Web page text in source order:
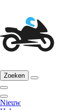
Zoeken
Nieuw